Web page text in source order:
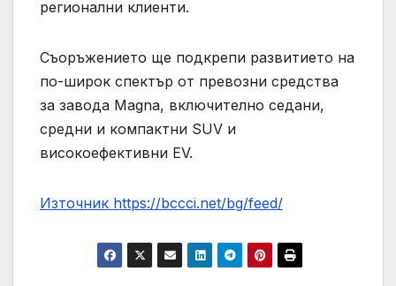
регионални клиенти.
Съоръжението ще подкрепи развитието на
по-широк спектър от превозни средства
за завода Magna, включително седани,
средни и компактни SUV и
високоефективни EV.
Източник https://bccci.net/bg/feed/